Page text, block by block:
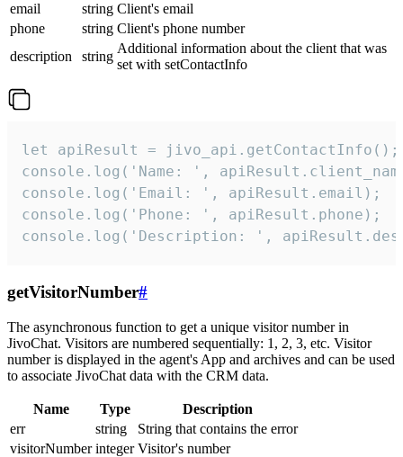
email
string Client's email
phone
string Client's phone number
description
string
Additional information about the client that was
set with setContactInfo
let apiResult = jivo_api.getContactInfo();
console.log('Name: ',
console.log('Email: ', apiResult.email);
console.log('Phone: ', apiResult.phone);
console.log('Description: ',
getVisitorNumber#
The asynchronous function to get a unique visitor number in
JivoChat. Visitors are numbered sequentially: 1, 2, 3, etc. Visitor
number is displayed in the agent's App and archives and can be used
to associate JivoChat data with the CRM data.
Name Type
Description
err
string
String that contains the error
visitorNumber integer Visitor's number